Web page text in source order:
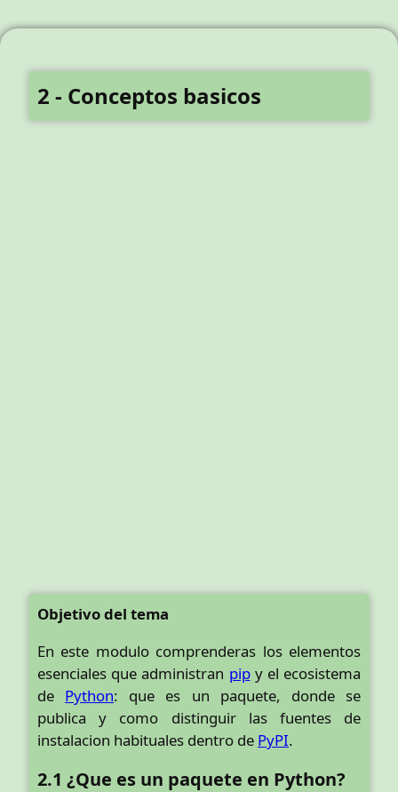
2 - Conceptos basicos
Objetivo del tema
En este modulo comprenderas los elementos
esenciales que administran pipy el ecosistema
de Python: que es un paquete, donde se
publica y como distinguir las fuentes de
instalacion habituales dentro de PyPI.
2.1 ¿Que es un paquete en Python?